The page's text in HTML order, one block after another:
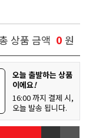
상품 금액 0 원
오늘 출발하는 상품
이에요!
16:00 까지 결제 시,
오늘 발송 됩니다.